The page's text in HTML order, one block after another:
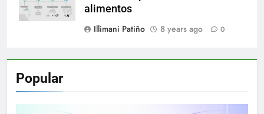
alimentos
Illimani Patiño
8 years ago 0
Popular